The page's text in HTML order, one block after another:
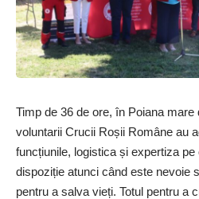
Timp de 36 de ore, în Poiana
voluntarii Crucii Roșii Române au
funcțiunile, logistica și expertiza
dispoziție atunci când este nevoie
pentru a salva vieți. Totul pentru a